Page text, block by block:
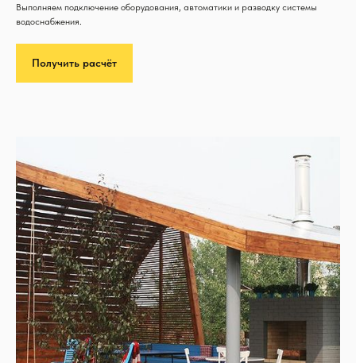
Выполняем подключение оборудования, автоматики и разводку системы
водоснабжения.
Получить расчёт